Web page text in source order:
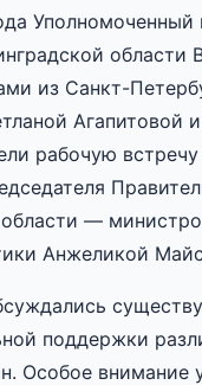
Уполномоченный
области
из Санкт-
Агапитовой
рабочую встречу
области —
Анжеликой
поддержки
Особое внимание